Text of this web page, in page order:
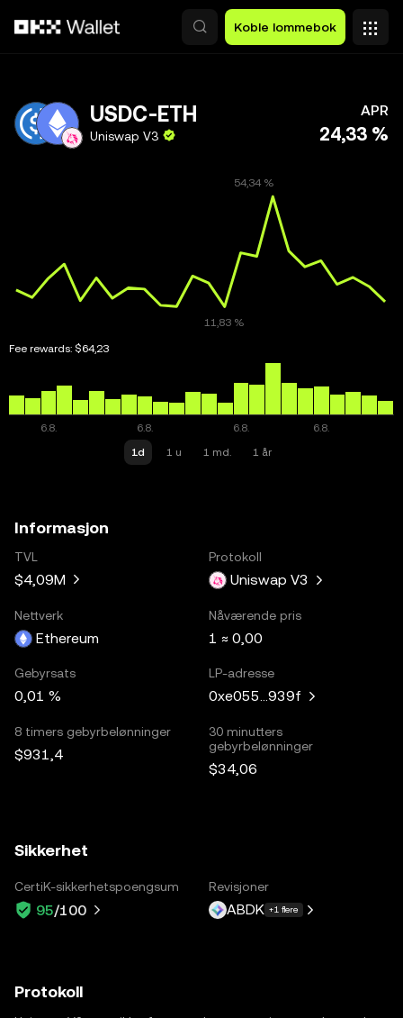
Koble lommebok
USDC-ETH
Uniswap V3
APR
24,33 %
Fee rewards: $64,23
1d 1 u 1 md. 1 år
Informasjon
TVL
$4,09M
Protokoll
Uniswap V3
Nettverk
Ethereum
Nåværende pris
1 ≈ 0,00
Gebyrsats
0,01 %
LP-adresse
0xe055...939f
8 timers gebyrbelønninger
$931,4
30 minutters
gebyrbelønninger
$34,06
Sikkerhet
CertiK-sikkerhetspoengsum
95/100
Revisjoner
ABDK +1 flere
Protokoll